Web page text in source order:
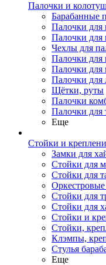
Палочки и
Барабанные
Палочки для
Палочки для
Чехлы для
Палочки для
Палочки
Палочки для
Щётки, руты
Палочки
Палочки для
Еще
Стойки и
Замки для
Стойки для
Стойки для
Стойки для
Стойки для
Стойки и
Стойки,
Клэмпы,
Стулья
Еще